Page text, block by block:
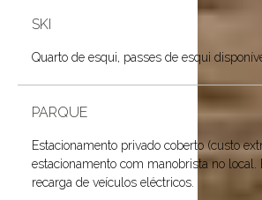
SKI
Quarto de esqui, passes de esqui
PARQUE
Estacionamento privado coberto (custo
estacionamento com manobrista no local.
recarga de veículos eléctricos.